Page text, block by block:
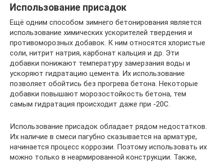
Использование присадок
Ещё одним способом зимнего бетонирования является
использование химических ускорителей твердения и
противоморозных добавок. К ним относятся хлористые
соли, нитрит натрия, карбонат кальция и др. Эти
добавки понижают температуру замерзания воды и
ускоряют гидратацию цемента. Их использование
позволяет обойтись без прогрева бетона. Некоторые
добавки повышают морозостойкость бетона, тем
самым гидратация происходит даже при -20С.
Использование присадок обладает рядом недостатков.
Их наличие в смеси пагубно сказывается на арматуре,
начинается процесс коррозии. Поэтому использовать их
можно только в неармированной конструкции. Также,